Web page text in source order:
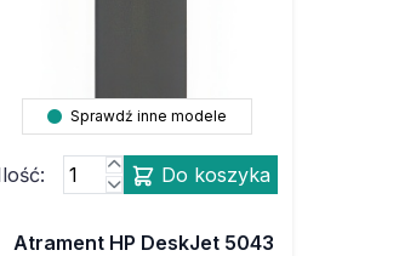
Sprawdź inne modele
Do koszyka
Atrament HP DeskJet 5043